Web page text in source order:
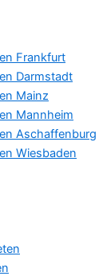
Frankfurt
Darmstadt
Mainz
Mannheim
Aschaffenburg
Wiesbaden